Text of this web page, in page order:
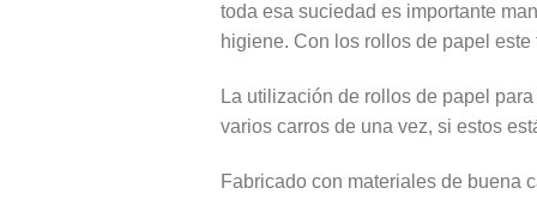
toda esa suciedad es importante
higiene. Con los rollos de papel
La utilización de rollos de papel
varios carros de una vez, si estos
Fabricado con materiales de buena